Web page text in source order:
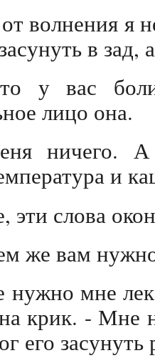
волнения я
в зад,
у вас
лицо она.
ничего. А
и
эти слова
же вам
нужно мне
крик. - Мне
его